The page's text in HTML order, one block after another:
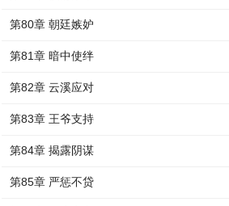
第80章 朝廷嫉妒
第81章 暗中使绊
第82章 云溪应对
第83章 王爷支持
第84章 揭露阴谋
第85章 严惩不贷